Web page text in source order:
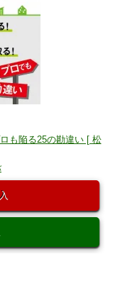
も陥る25の勘違い [ 松